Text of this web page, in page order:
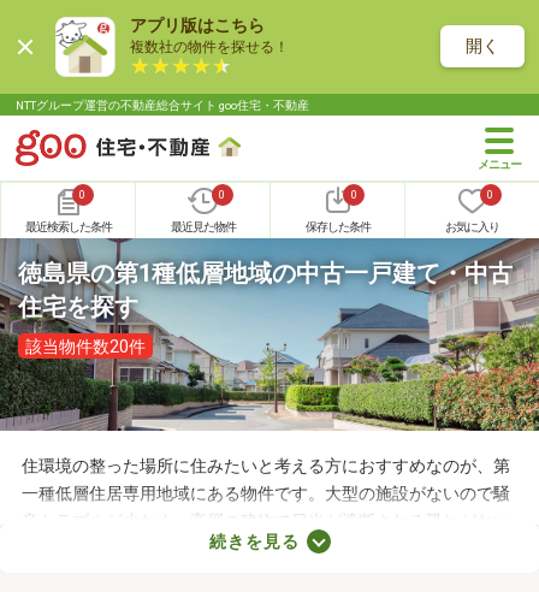
アプリ版はこちら
複数社の物件を探せる！ 開く
NTTグループ運営の不動産総合サイト goo住宅・不動産
0
最近検索した条件
0
最近見た物件
0
保存した条件
0
お気に入り
徳島県の第1種低層地域の中古一戸建て・中古
住宅を探す
該当物件数20件
住環境の整った場所に住みたいと考える方におすすめなのが、第
一種低層住居専用地域にある物件です。大型の施設がないので騒
音トラブルが少なく、高層の建物で日光が遮断される恐れがない
ことから、住環境に優れたエリアです。住みやすい土地ではある
続きを見る